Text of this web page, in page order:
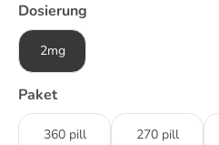
Dosierung
2mg
Paket
360 pill 270 pill